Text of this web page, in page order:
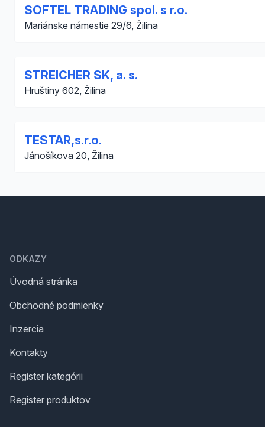
SOFTEL TRADING spol. s r.o.
Mariánske námestie 29/6, Žilina
STREICHER SK, a. s.
Hruštiny 602, Žilina
TESTAR,s.r.o.
Jánošíkova 20, Žilina
ODKAZY
Úvodná stránka
Obchodné podmienky
Inzercia
Kontakty
Register kategórii
Register produktov